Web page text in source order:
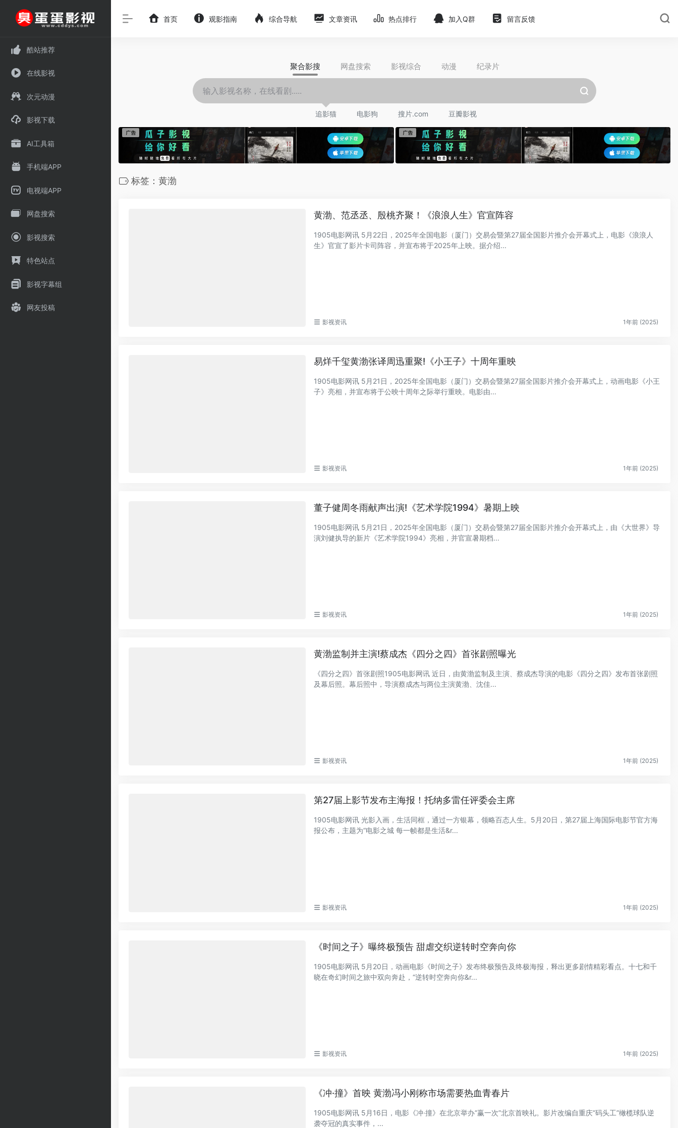
酷站推荐
在线影视
次元动漫
影视下载
AI工具箱
手机端APP
电视端APP
网盘搜索
影视搜索
特色站点
影视字幕组
网友投稿
首页 观影指南 综合导航 文章资讯 热点排行 加入Q群 留言反馈
聚合影搜 网盘搜索 影视综合 动漫 纪录片
追影猫 电影狗 搜片.com 豆瓣影视
标签：黄渤
黄渤、范丞丞、殷桃齐聚！《浪浪人生》官宣阵容
1905电影网讯 5月22日，2025年全国电影（厦门）交易会暨第27届全国影片推介会开幕式上，电影《浪浪人
生》官宣了影片卡司阵容，并宣布将于2025年上映。据介绍...
影视资讯 1年前 (2025)
易烊千玺黄渤张译周迅重聚!《小王子》十周年重映
1905电影网讯 5月21日，2025年全国电影（厦门）交易会暨第27届全国影片推介会开幕式上，动画电影《小王
子》亮相，并宣布将于公映十周年之际举行重映。电影由...
影视资讯 1年前 (2025)
董子健周冬雨献声出演!《艺术学院1994》暑期上映
1905电影网讯 5月21日，2025年全国电影（厦门）交易会暨第27届全国影片推介会开幕式上，由《大世界》导
演刘健执导的新片《艺术学院1994》亮相，并官宣暑期档...
影视资讯 1年前 (2025)
黄渤监制并主演!蔡成杰《四分之四》首张剧照曝光
《四分之四》首张剧照1905电影网讯 近日，由黄渤监制及主演、蔡成杰导演的电影《四分之四》发布首张剧照
及幕后照。幕后照中，导演蔡成杰与两位主演黄渤、沈佳...
影视资讯 1年前 (2025)
第27届上影节发布主海报！托纳多雷任评委会主席
1905电影网讯 光影入画，生活同框，通过一方银幕，领略百态人生。5月20日，第27届上海国际电影节官方海
报公布，主题为“电影之城 每一帧都是生活&r...
影视资讯 1年前 (2025)
《时间之子》曝终极预告 甜虐交织逆转时空奔向你
1905电影网讯 5月20日，动画电影《时间之子》发布终极预告及终极海报，释出更多剧情精彩看点。十七和千
晓在奇幻时间之旅中双向奔赴，“逆转时空奔向你&r...
影视资讯 1年前 (2025)
《冲·撞》首映 黄渤冯小刚称市场需要热血青春片
1905电影网讯 5月16日，电影《冲·撞》在北京举办“赢一次”北京首映礼。影片改编自重庆“码头工”橄榄球队逆
袭夺冠的真实事件，...